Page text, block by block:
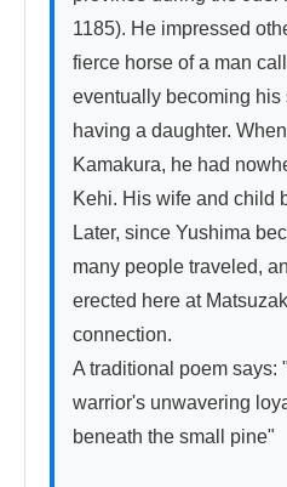
1185). He impressed
fierce horse of a man
eventually becoming his
having a daughter.
Kamakura, he had
Kehi. His wife and child
Later, since Yushima
many people traveled,
erected here at
connection.
A traditional poem says:
warrior's unwavering
beneath the small pine"